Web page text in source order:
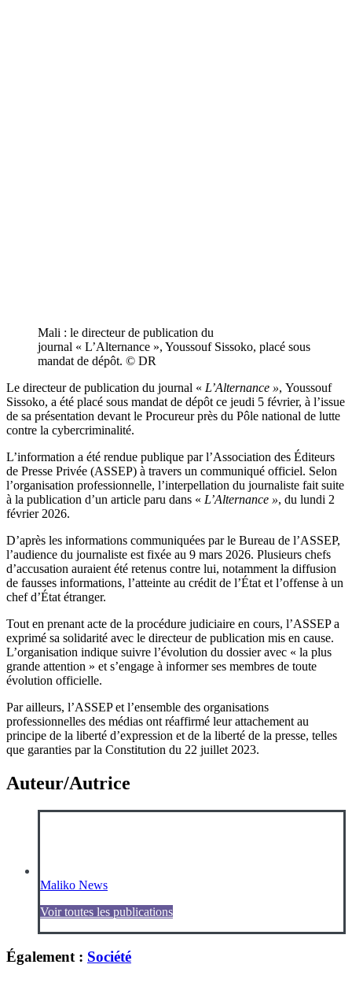
Mali : le directeur de publication du
journal « L’Alternance », Youssouf Sissoko, placé sous
mandat de dépôt. © DR
Le directeur de publication du journal « L’Alternance », Youssouf
Sissoko, a été placé sous mandat de dépôt ce jeudi 5 février, à l’issue
de sa présentation devant le Procureur près du Pôle national de lutte
contre la cybercriminalité.
L’information a été rendue publique par l’Association des Éditeurs
de Presse Privée (ASSEP) à travers un communiqué officiel. Selon
l’organisation professionnelle, l’interpellation du journaliste fait suite
à la publication d’un article paru dans « L’Alternance », du lundi 2
février 2026.
D’après les informations communiquées par le Bureau de l’ASSEP,
l’audience du journaliste est fixée au 9 mars 2026. Plusieurs chefs
d’accusation auraient été retenus contre lui, notamment la diffusion
de fausses informations, l’atteinte au crédit de l’État et l’offense à un
chef d’État étranger.
Tout en prenant acte de la procédure judiciaire en cours, l’ASSEP a
exprimé sa solidarité avec le directeur de publication mis en cause.
L’organisation indique suivre l’évolution du dossier avec « la plus
grande attention » et s’engage à informer ses membres de toute
évolution officielle.
Par ailleurs, l’ASSEP et l’ensemble des organisations
professionnelles des médias ont réaffirmé leur attachement au
principe de la liberté d’expression et de la liberté de la presse, telles
que garanties par la Constitution du 22 juillet 2023.
Auteur/Autrice
Maliko News
Voir toutes les publications
Également : Société